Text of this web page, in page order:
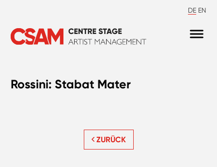
DE EN
Rossini: Stabat Mater
ZURÜCK